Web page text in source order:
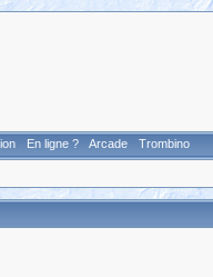
En ligne ? Arcade Trombino